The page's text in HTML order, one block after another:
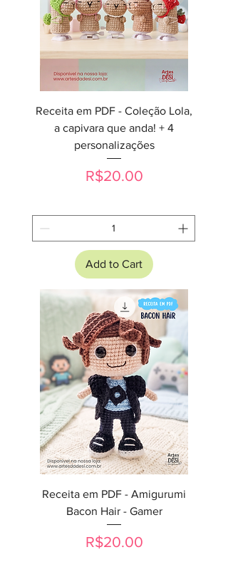
Receita em PDF - Coleção Lola,
a capivara que anda! + 4
personalizações
Price
R$20.00
Add to Cart
Receita em PDF - Amigurumi
Bacon Hair - Gamer
Price
R$20.00